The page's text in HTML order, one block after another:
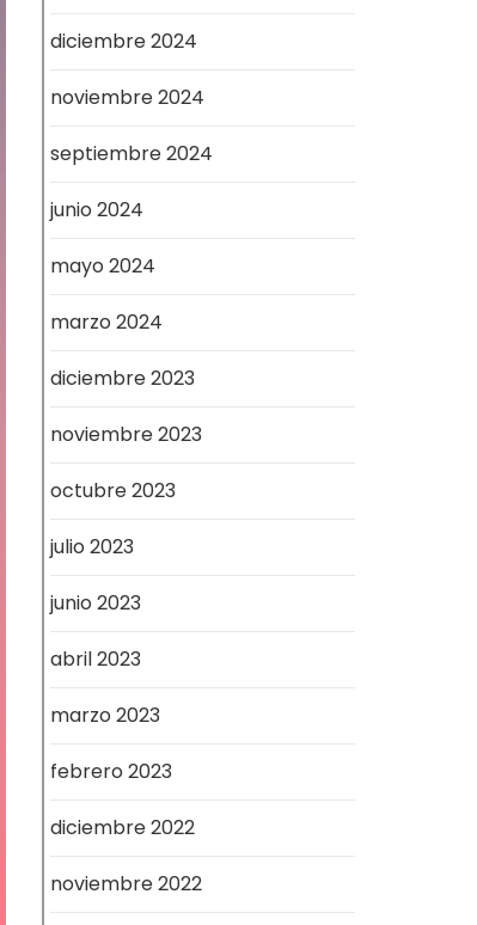
diciembre 2024
noviembre 2024
septiembre 2024
junio 2024
mayo 2024
marzo 2024
diciembre 2023
noviembre 2023
octubre 2023
julio 2023
junio 2023
abril 2023
marzo 2023
febrero 2023
diciembre 2022
noviembre 2022